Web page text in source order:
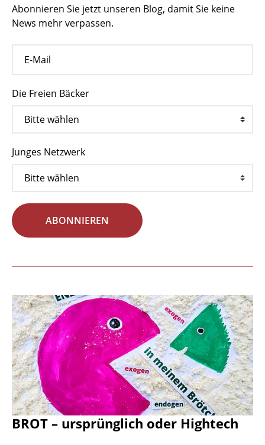
Abonnieren Sie jetzt unseren Blog, damit Sie keine
News mehr verpassen.
Die Freien Bäcker
Junges Netzwerk
ABONNIEREN
BROT – ursprünglich oder Hightech